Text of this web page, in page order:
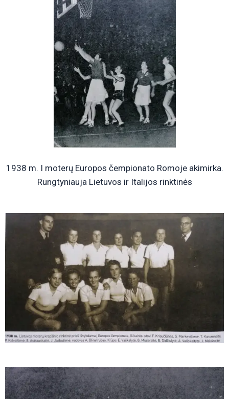
1938 m. I moterų Europos čempionato Romoje akimirka.
Rungtyniauja Lietuvos ir Italijos rinktinės